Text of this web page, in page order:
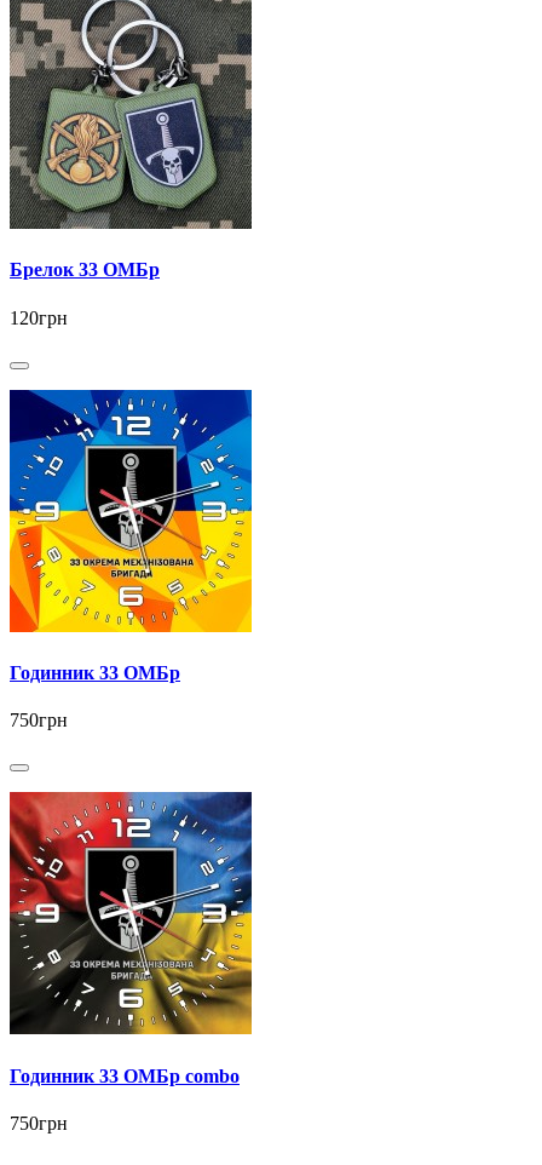
Брелок 33 ОМБр
120грн
Годинник 33 ОМБр
750грн
Годинник 33 ОМБр combo
750грн